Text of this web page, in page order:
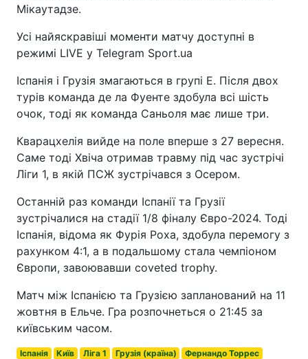
Мікаутадзе.
Усі найяскравіші моменти матчу доступні в
режимі LIVE у Telegram Sport.ua
Іспанія і Грузія змагаються в групі Е. Після двох
турів команда де ла Фуенте здобула всі шість
очок, тоді як команда Саньоля має лише три.
Кварацхелія вийде на поле вперше з 27 вересня.
Саме тоді Хвіча отримав травму під час зустрічі
Ліги 1, в якій ПСЖ зустрічався з Осером.
Останній раз команди Іспанії та Грузії
зустрічалися на стадії 1/8 фіналу Євро-2024. Тоді
Іспанія, відома як Фурія Роха, здобула перемогу з
рахунком 4:1, а в подальшому стала чемпіоном
Європи, завоювавши coveted trophy.
Матч між Іспанією та Грузією запланований на 11
жовтня в Ельче. Гра розпочнеться о 21:45 за
київським часом.
Іспанія Київ Ліга 1 Грузія (країна)
Фернандо Торрес